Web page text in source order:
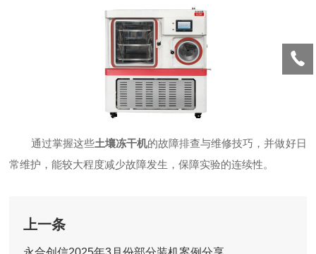
通过掌握这些土壤冻干机的故障排查与维修技巧，并做好日
常维护，能较大程度减少故障发生，保障实验的连续性。
上一条